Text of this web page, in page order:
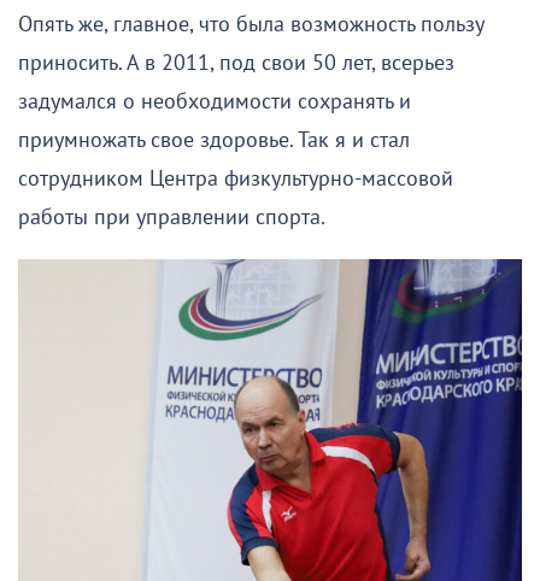
Опять же, главное, что была возможность пользу
приносить. А в 2011, под свои 50 лет, всерьез
задумался о необходимости сохранять и
приумножать свое здоровье. Так я и стал
сотрудником Центра физкультурно-массовой
работы при управлении спорта.